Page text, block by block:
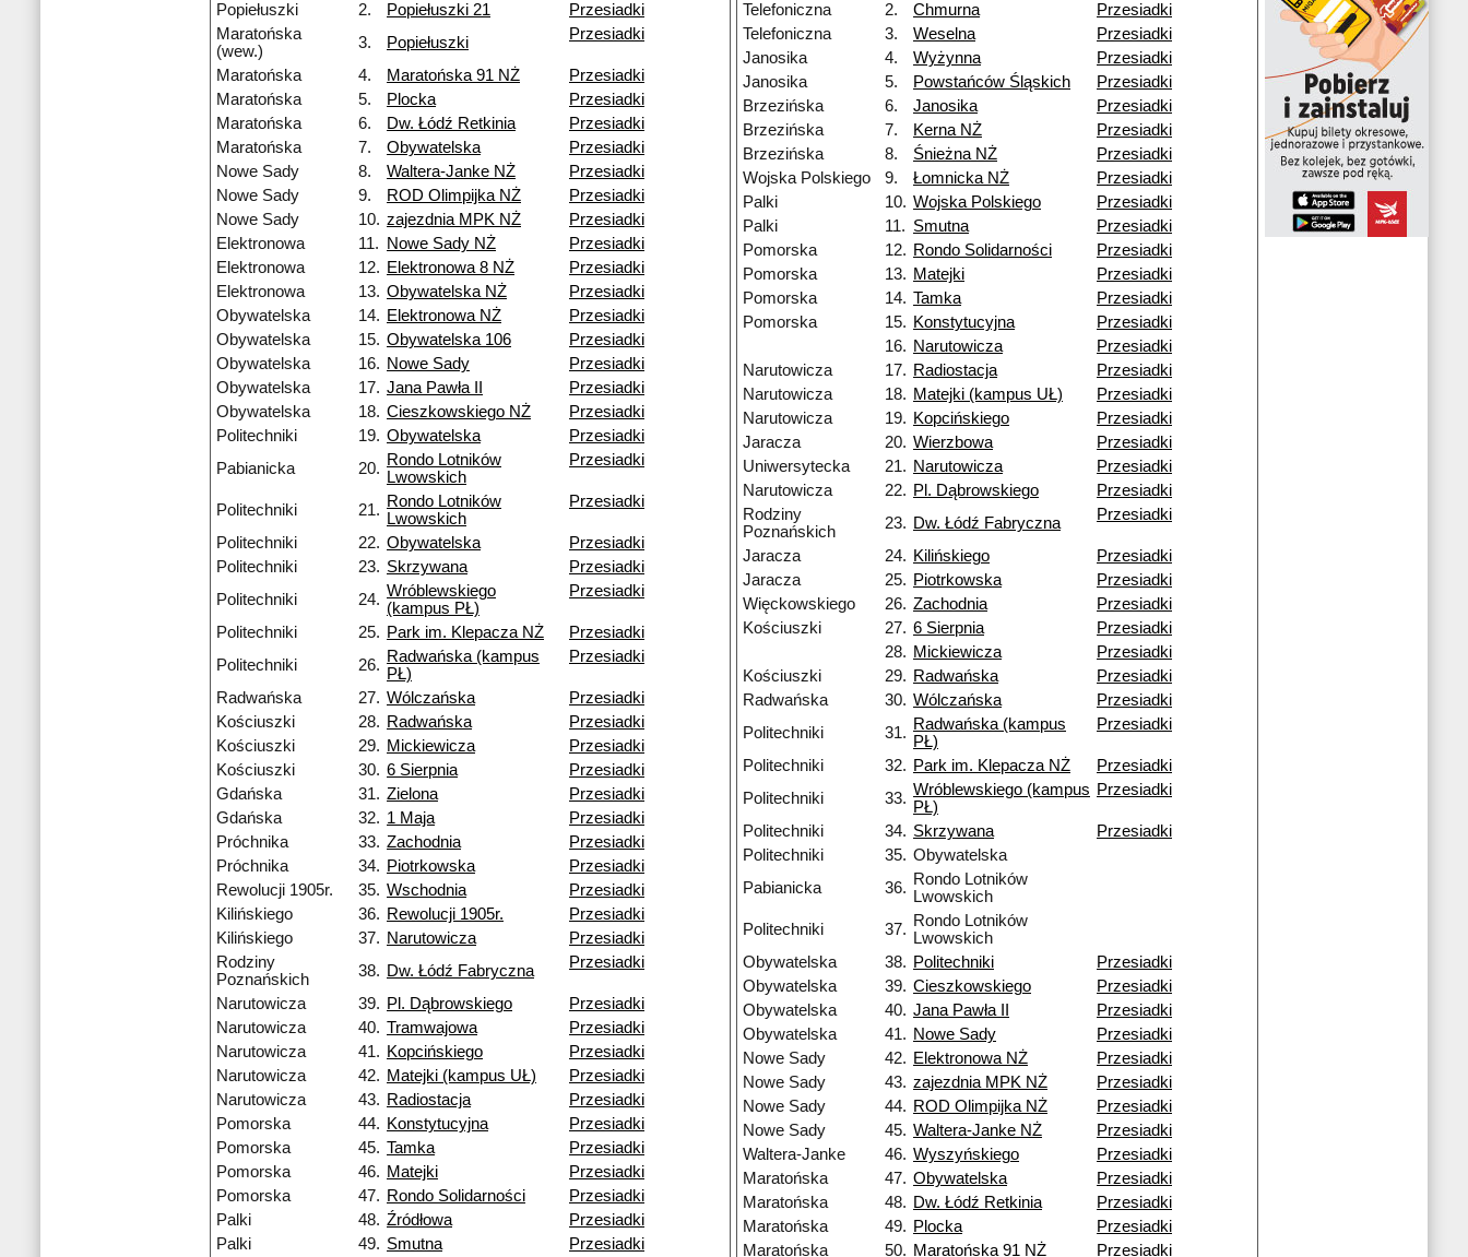
Popiełuszki
2. Popiełuszki 21
Przesiadki
Maratońska
(wew.)
3. Popiełuszki Przesiadki
Maratońska 4. Maratońska 91 NŻ
Przesiadki
Maratońska
5. Plocka
Przesiadki
Maratońska
6. Dw. Łódź Retkinia
Przesiadki
Maratońska
7. Obywatelska
Przesiadki
Nowe Sady
8. Waltera-Janke NŻ
Przesiadki
Nowe Sady
9. ROD Olimpijka NŻ
Przesiadki
Nowe Sady
10. zajezdnia MPK NŻ
Przesiadki
Elektronowa
11. Nowe Sady NŻ
Przesiadki
Elektronowa
12. Elektronowa 8 NŻ
Przesiadki
Elektronowa
13. Obywatelska NŻ
Przesiadki
Obywatelska
14. Elektronowa NŻ
Przesiadki
Obywatelska
15. Obywatelska 106
Przesiadki
Obywatelska
16. Nowe Sady
Przesiadki
Obywatelska
17. Jana Pawła II
Przesiadki
Obywatelska
18. Cieszkowskiego NŻ
Przesiadki
Politechniki
19. Obywatelska
Przesiadki
Pabianicka
20. Rondo Lotników
Lwowskich
Przesiadki
Politechniki 21. Rondo Lotników
Lwowskich
Przesiadki
Politechniki 22. Obywatelska
Przesiadki
Politechniki
23. Skrzywana
Przesiadki
Politechniki
24. Wróblewskiego
(kampus PŁ)
Przesiadki
Politechniki 25. Park im. Klepacza NŻ
Przesiadki
Politechniki
26. Radwańska (kampus
PŁ)
Przesiadki
Radwańska 27. Wólczańska
Przesiadki
Kościuszki
28. Radwańska
Przesiadki
Kościuszki
29. Mickiewicza
Przesiadki
Kościuszki
30. 6 Sierpnia
Przesiadki
Gdańska
31. Zielona
Przesiadki
Gdańska
32. 1 Maja
Przesiadki
Próchnika
33. Zachodnia
Przesiadki
Próchnika
34. Piotrkowska
Przesiadki
Rewolucji 1905r.
35. Wschodnia
Przesiadki
Kilińskiego
36. Rewolucji 1905r.
Przesiadki
Kilińskiego
37. Narutowicza
Przesiadki
Rodziny
Poznańskich
38. Dw. Łódź Fabryczna Przesiadki
Narutowicza 39. Pl. Dąbrowskiego
Przesiadki
Narutowicza
40. Tramwajowa
Przesiadki
Narutowicza
41. Kopcińskiego
Przesiadki
Narutowicza
42. Matejki (kampus UŁ)
Przesiadki
Narutowicza
43. Radiostacja
Przesiadki
Pomorska
44. Konstytucyjna
Przesiadki
Pomorska
45. Tamka
Przesiadki
Pomorska
46. Matejki
Przesiadki
Pomorska
47. Rondo Solidarności
Przesiadki
Palki
48. Źródłowa
Przesiadki
Palki
49. Smutna Przesiadki
Telefoniczna
2. Chmurna
Przesiadki
Telefoniczna
3. Weselna
Przesiadki
Janosika
4. Wyżynna
Przesiadki
Janosika
5. Powstańców Śląskich
Przesiadki
Brzezińska
6. Janosika
Przesiadki
Brzezińska
7. Kerna NŻ
Przesiadki
Brzezińska
8. Śnieżna NŻ
Przesiadki
Wojska Polskiego
9. Łomnicka NŻ
Przesiadki
Palki
10. Wojska Polskiego
Przesiadki
Palki
11. Smutna
Przesiadki
Pomorska
12. Rondo Solidarności
Przesiadki
Pomorska
13. Matejki
Przesiadki
Pomorska
14. Tamka
Przesiadki
Pomorska
15. Konstytucyjna
Przesiadki
16. Narutowicza
Przesiadki
Narutowicza
17. Radiostacja
Przesiadki
Narutowicza
18. Matejki (kampus UŁ)
Przesiadki
Narutowicza
19. Kopcińskiego
Przesiadki
Jaracza
20. Wierzbowa
Przesiadki
Uniwersytecka
21. Narutowicza
Przesiadki
Narutowicza
22. Pl. Dąbrowskiego
Przesiadki
Rodziny
Poznańskich
23. Dw. Łódź Fabryczna Przesiadki
Jaracza 24. Kilińskiego
Przesiadki
Jaracza
25. Piotrkowska
Przesiadki
Więckowskiego
26. Zachodnia
Przesiadki
Kościuszki
27. 6 Sierpnia
Przesiadki
28. Mickiewicza
Przesiadki
Kościuszki
29. Radwańska
Przesiadki
Radwańska
30. Wólczańska
Przesiadki
Politechniki
31. Radwańska (kampus
PŁ)
Przesiadki
Politechniki 32. Park im. Klepacza NŻ
Przesiadki
Politechniki
33. Wróblewskiego (kampus
PŁ)
Przesiadki
Politechniki 34. Skrzywana
Przesiadki
Politechniki
35. Obywatelska
Pabianicka
36. Rondo Lotników
Lwowskich
Politechniki
37. Rondo Lotników
Lwowskich
Obywatelska
38. Politechniki
Przesiadki
Obywatelska
39. Cieszkowskiego
Przesiadki
Obywatelska
40. Jana Pawła II
Przesiadki
Obywatelska
41. Nowe Sady
Przesiadki
Nowe Sady
42. Elektronowa NŻ
Przesiadki
Nowe Sady
43. zajezdnia MPK NŻ
Przesiadki
Nowe Sady
44. ROD Olimpijka NŻ
Przesiadki
Nowe Sady
45. Waltera-Janke NŻ
Przesiadki
Waltera-Janke
46. Wyszyńskiego
Przesiadki
Maratońska
47. Obywatelska
Przesiadki
Maratońska
48. Dw. Łódź Retkinia
Przesiadki
Maratońska
49. Plocka
Przesiadki
Maratońska
50. Maratońska 91 NŻ Przesiadki